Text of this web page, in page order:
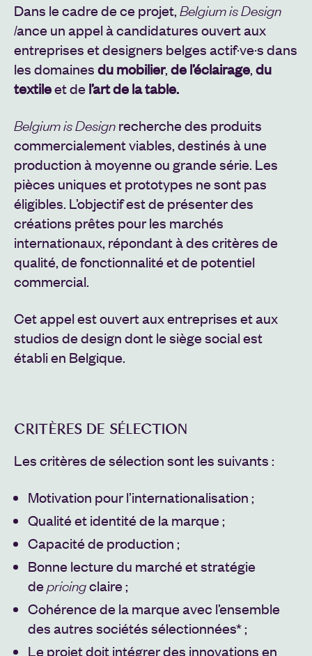
Dans le cadre de ce projet, Belgium is Design
lance un appel à candidatures ouvert aux
entreprises et designers belges actif·ve·s dans
les domainesdu mobilier,de l’éclairage,du
textileet del’art de la table.
Belgium is Design recherche des produits
commercialement viables, destinés à une
production à moyenne ou grande série. Les
pièces uniques et prototypes ne sont pas
éligibles. L’objectif est de présenter des
créations prêtes pour les marchés
internationaux, répondant à des critères de
qualité, de fonctionnalité et de potentiel
commercial.
Cet appel est ouvert aux entreprises et aux
studios de design dont le siège social est
établi en Belgique.
CRITÈRES DE SÉLECTION
Les critères de sélection sont les suivants :
Motivation pour l’internationalisation ;
Qualité et identité de la marque ;
Capacité de production ;
Bonne lecture du marché et stratégie
depricingclaire ;
Cohérence de la marque avec l’ensemble
des autres sociétés sélectionnées* ;
Le projet doit intégrer des innovations en